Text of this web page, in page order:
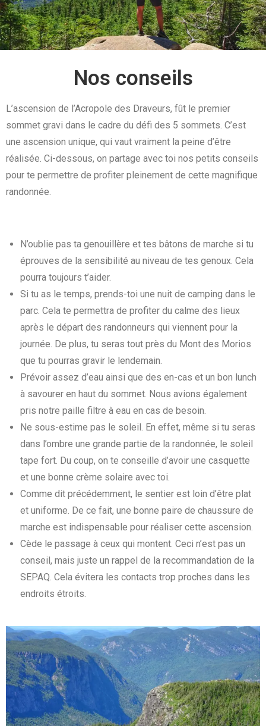
Nos conseils
L’ascension de l’Acropole des Draveurs, fût le premier
sommet gravi dans le cadre du défi des 5 sommets. C’est
une ascension unique, qui vaut vraiment la peine d’être
réalisée. Ci-dessous, on partage avec toi nos petits conseils
pour te permettre de profiter pleinement de cette magnifique
randonnée.
N’oublie pas ta genouillère et tes bâtons de marche si tu
éprouves de la sensibilité au niveau de tes genoux. Cela
pourra toujours t’aider.
Si tu as le temps, prends-toi une nuit de camping dans le
parc. Cela te permettra de profiter du calme des lieux
après le départ des randonneurs qui viennent pour la
journée. De plus, tu seras tout près du Mont des Morios
que tu pourras gravir le lendemain.
Prévoir assez d’eau ainsi que des en-cas et un bon lunch
à savourer en haut du sommet. Nous avions également
pris notre paille filtre à eau en cas de besoin.
Ne sous-estime pas le soleil. En effet, même si tu seras
dans l’ombre une grande partie de la randonnée, le soleil
tape fort. Du coup, on te conseille d’avoir une casquette
et une bonne crème solaire avec toi.
Comme dit précédemment, le sentier est loin d’être plat
et uniforme. De ce fait, une bonne paire de chaussure de
marche est indispensable pour réaliser cette ascension.
Cède le passage à ceux qui montent. Ceci n’est pas un
conseil, mais juste un rappel de la recommandation de la
SEPAQ. Cela évitera les contacts trop proches dans les
endroits étroits.